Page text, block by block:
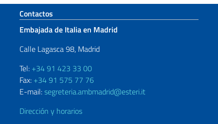
Sezione footer
Contactos
Embajada de Italia en Madrid
Calle Lagasca 98, Madrid
Tel: +34 91 423 33 00
Fax: +34 91 575 77 76
E-mail:segreteria.ambmadrid@esteri.it
Dirección y horarios